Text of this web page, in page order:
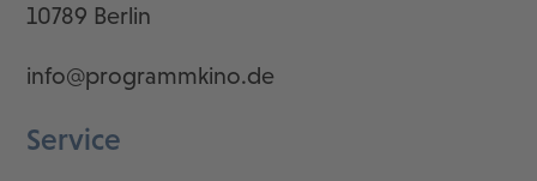
10789 Berlin
info@programmkino.de
Service